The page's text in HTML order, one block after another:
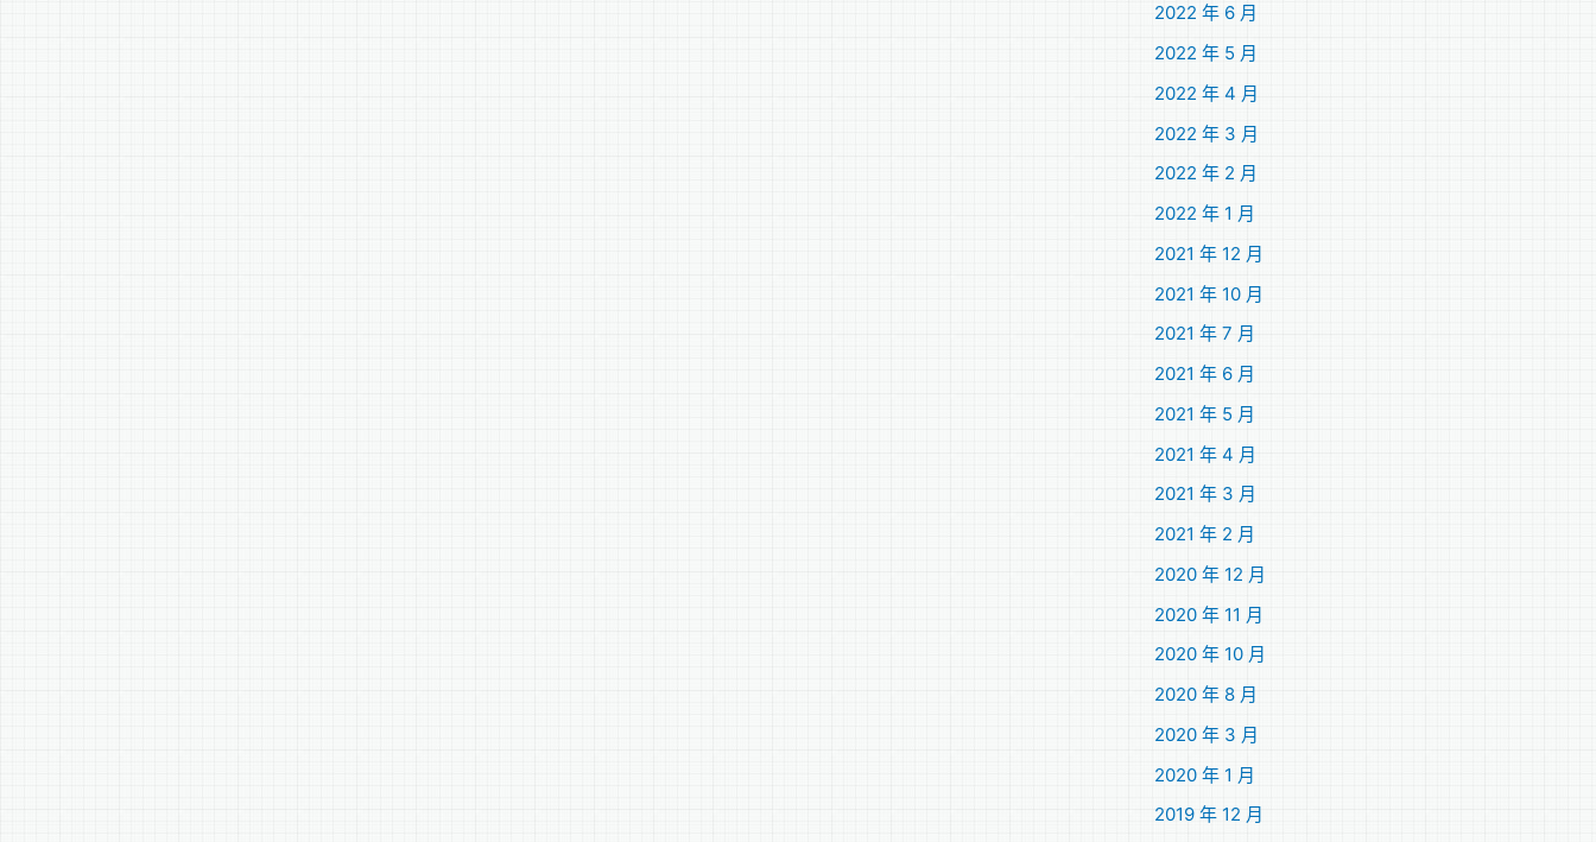
2022 年 6 月
2022 年 5 月
2022 年 4 月
2022 年 3 月
2022 年 2 月
2022 年 1 月
2021 年 12 月
2021 年 10 月
2021 年 7 月
2021 年 6 月
2021 年 5 月
2021 年 4 月
2021 年 3 月
2021 年 2 月
2020 年 12 月
2020 年 11 月
2020 年 10 月
2020 年 8 月
2020 年 3 月
2020 年 1 月
2019 年 12 月